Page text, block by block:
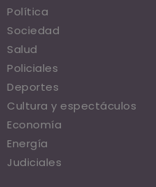
Política
Sociedad
Salud
Policiales
Deportes
Cultura y espectáculos
Economía
Energía
Judiciales